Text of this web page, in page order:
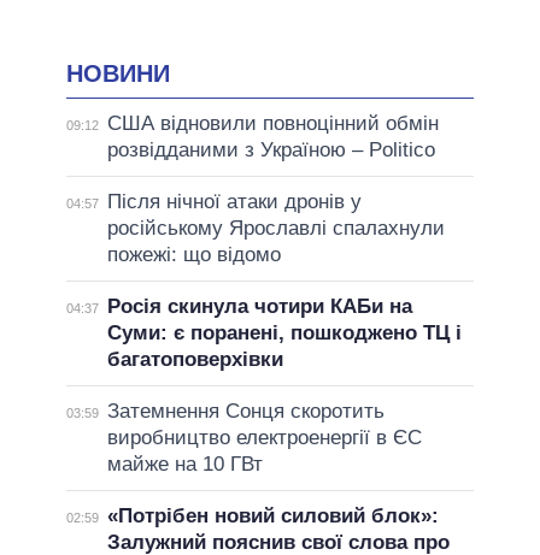
НОВИНИ
09:12
США відновили повноцінний обмін
розвідданими з Україною – Politico
04:57
Після нічної атаки дронів у
російському Ярославлі спалахнули
пожежі: що відомо
04:37
Росія скинула чотири КАБи на
Суми: є поранені, пошкоджено ТЦ і
багатоповерхівки
03:59 Затемнення Сонця скоротить
виробництво електроенергії в ЄС
майже на 10 ГВт
02:59 «Потрібен новий силовий блок»:
Залужний пояснив свої слова про